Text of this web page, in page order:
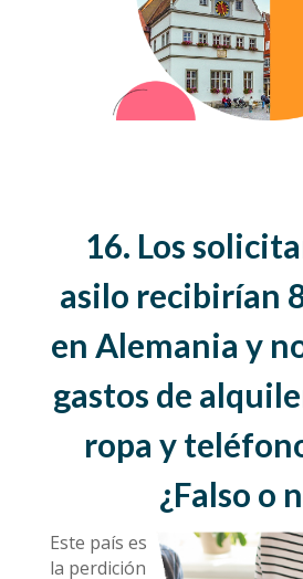
16. Los
asilo recibirían
en Alemania y
gastos de
ropa y
¿Falso o
Este país es
la perdición